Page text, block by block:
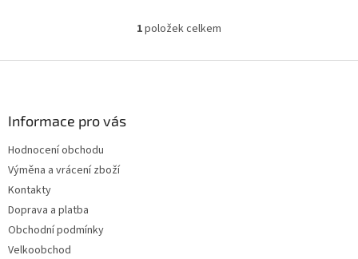
O
l
1položek celkem
Informace pro vás
Hodnocení obchodu
Výměna a vrácení zboží
Kontakty
Doprava a platba
Obchodní podmínky
Velkoobchod